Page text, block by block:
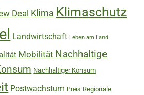
Deal Klima Klimaschutz
Landwirtschaft Leben am Land
Mobilität Nachhaltige
Nachhaltiger Konsum
Postwachstum Preis Regionale